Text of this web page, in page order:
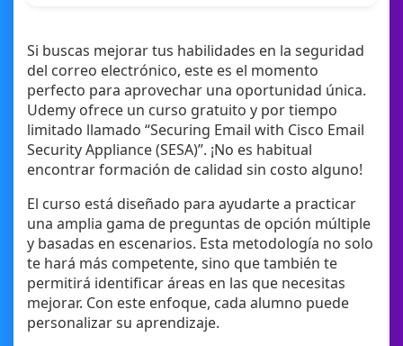
Si buscas mejorar tus habilidades en la seguridad
del correo electrónico, este es el momento
perfecto para aprovechar una oportunidad única.
Udemy ofrece un curso gratuito y por tiempo
limitado llamado “Securing Email with Cisco Email
Security Appliance (SESA)”. ¡No es habitual
encontrar formación de calidad sin costo alguno!
El curso está diseñado para ayudarte a practicar
una amplia gama de preguntas de opción múltiple
y basadas en escenarios. Esta metodología no solo
te hará más competente, sino que también te
permitirá identificar áreas en las que necesitas
mejorar. Con este enfoque, cada alumno puede
personalizar su aprendizaje.